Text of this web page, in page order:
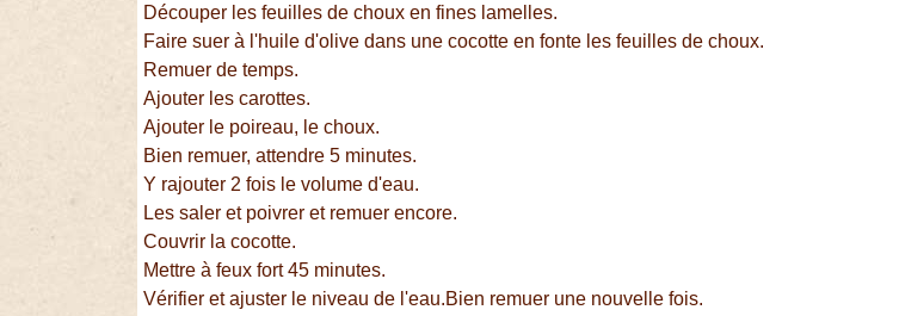
Découper les feuilles de choux en fines lamelles.
Faire suer à l'huile d'olive dans une cocotte en fonte les feuilles de choux.
Remuer de temps.
Ajouter les carottes.
Ajouter le poireau, le choux.
Bien remuer, attendre 5 minutes.
Y rajouter 2 fois le volume d'eau.
Les saler et poivrer et remuer encore.
Couvrir la cocotte.
Mettre à feux fort 45 minutes.
Vérifier et ajuster le niveau de l'eau.Bien remuer une nouvelle fois.